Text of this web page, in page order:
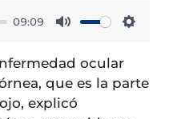
09:09
ocular
que es la parte
explicó